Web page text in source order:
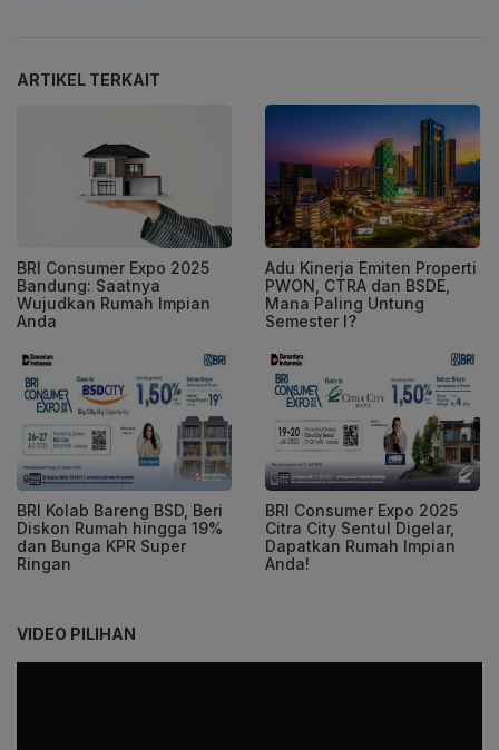
ARTIKEL TERKAIT
BRI Consumer Expo 2025
Bandung: Saatnya
Wujudkan Rumah Impian
Anda
Adu Kinerja Emiten Properti
PWON, CTRA dan BSDE,
Mana Paling Untung
Semester I?
BRI Kolab Bareng BSD, Beri
Diskon Rumah hingga 19%
dan Bunga KPR Super
Ringan
BRI Consumer Expo 2025
Citra City Sentul Digelar,
Dapatkan Rumah Impian
Anda!
VIDEO PILIHAN